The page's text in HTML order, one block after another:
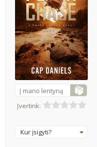
Į mano lentyną
Įvertink:
Kur įsigyti?